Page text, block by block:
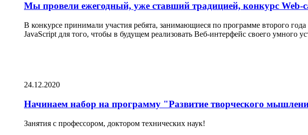
Мы провели ежегодный, уже ставший традицией, конкурс Web-
В конкурсе принимали участия ребята, занимающиеся по программе второго
JavaScript для того, чтобы в будущем реализовать Веб-интерфейс своего умного
24.12.2020
Начинаем набор на программу "Развитие творческого
Занятия с профессором, доктором технических наук!